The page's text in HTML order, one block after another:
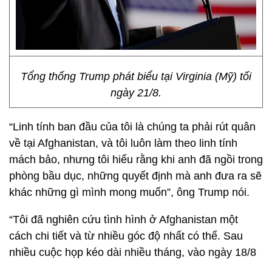
Tổng thống Trump phát biểu tại Virginia (Mỹ) tối
ngày 21/8.
“Linh tính ban đầu của tôi là chúng ta phải rút quân
về tại Afghanistan, và tôi luôn làm theo linh tính
mách bảo, nhưng tôi hiểu rằng khi anh đã ngồi trong
phòng bầu dục, những quyết định mà anh đưa ra sẽ
khác những gì mình mong muốn”, ông Trump nói.
“Tôi đã nghiên cứu tình hình ở Afghanistan một
cách chi tiết và từ nhiều góc độ nhất có thể. Sau
nhiều cuộc họp kéo dài nhiều tháng, vào ngày 18/8